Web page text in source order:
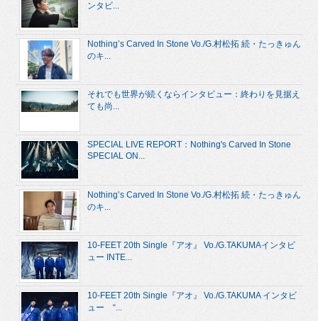
ンタビ...
Nothing’s Carved In Stone Vo./G.村松拓 続・たっきゅん
のキ...
それでも世界が続くならインタビュー：終わりを見据え
ても尚...
SPECIAL LIVE REPORT：Nothing's Carved In Stone
SPECIAL ON...
Nothing’s Carved In Stone Vo./G.村松拓 続・たっきゅん
のキ...
10-FEET 20th Single『アオ』 Vo./G.TAKUMAインタビ
ュー INTE...
10-FEET 20th Single『アオ』 Vo./G.TAKUMA インタビ
ュー “...